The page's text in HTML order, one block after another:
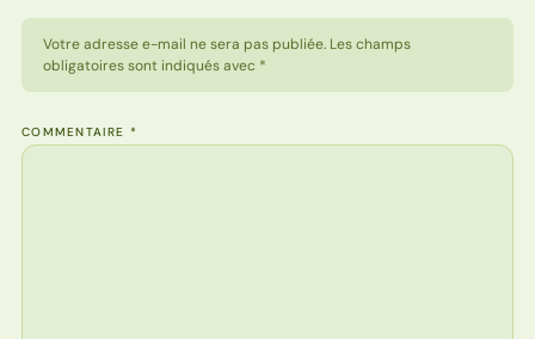
Votre adresse e-mail ne sera pas publiée. Les champs
obligatoires sont indiqués avec *
COMMENTAIRE *